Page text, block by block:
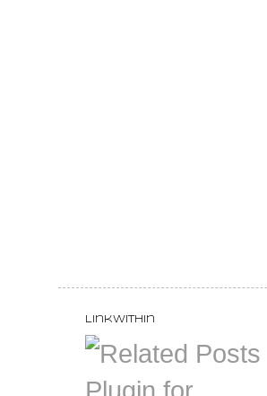
LinkWithin